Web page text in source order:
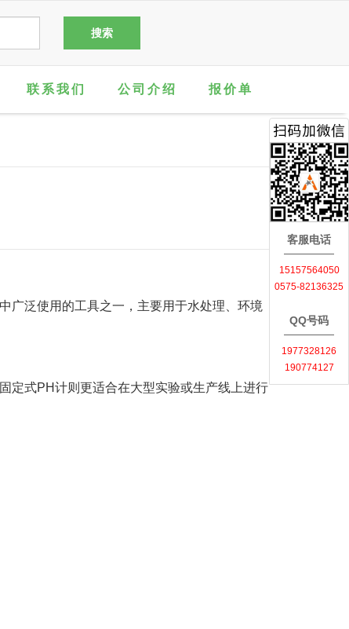
联系我们 公司介绍 报价单
广泛使用的工具之一，主要用于水处理、环境
定式PH计则更适合在大型实验或生产线上进行
客服电话
15157564050
0575-82136325
QQ号码
1977328126
190774127